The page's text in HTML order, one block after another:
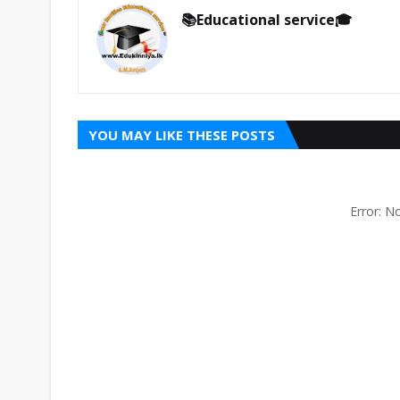
📚Educational service🎓
YOU MAY LIKE THESE POSTS
Error: